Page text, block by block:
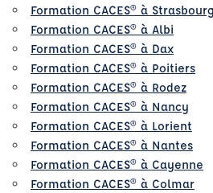
Formation CACES® à
Formation CACES® à Albi
Formation CACES® à Dax
Formation CACES® à Poitiers
Formation CACES® à Rodez
Formation CACES® à Nancy
Formation CACES® à Lorient
Formation CACES® à Nantes
Formation CACES® à Cayenne
Formation CACES® à Colmar